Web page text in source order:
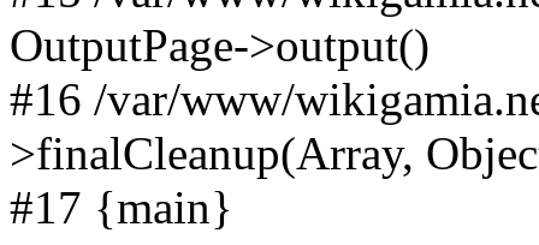
OutputPage->output()
#16 /var/www/
>finalCleanup(Array,
#17 {main}